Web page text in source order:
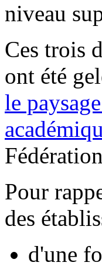
niveau
Ces trois
ont été
le
Pour
des
d'une